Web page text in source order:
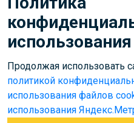
Тренерам
© 2026 ООО «Лига»
Используем cookies для
персонализации пользователей
политикой обработки
Продолжая использовать
политикой
использования файлов
использования